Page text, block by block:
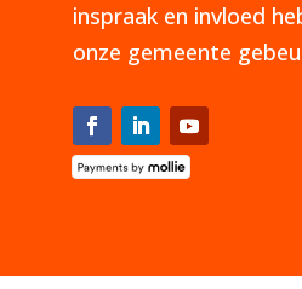
inspraak en invloed
onze gemeente